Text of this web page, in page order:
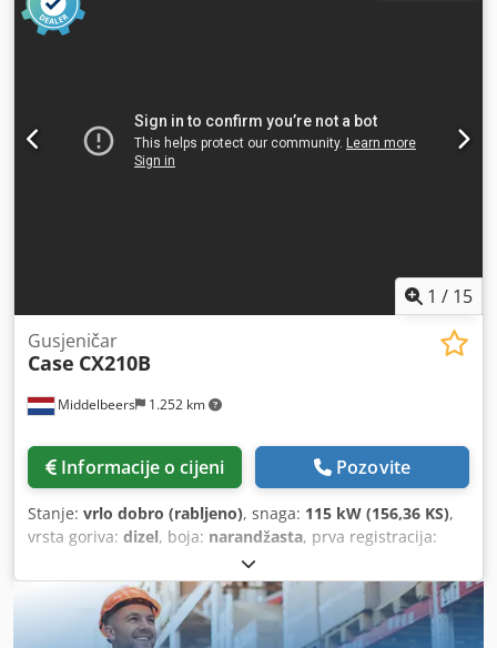
1 / 15
Middelbeers 1.252 km
Gusjeničar
Case CX210B
Informacije o cijeni Pozovite
Stanje: vrlo dobro (rabljeno), snaga: 115 kW (156,36 KS),
vrsta goriva: dizel, boja: narandžasta, prva registracija:
2012